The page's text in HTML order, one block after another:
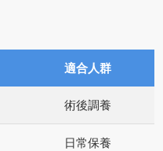
適合人群
術後調養
日常保養